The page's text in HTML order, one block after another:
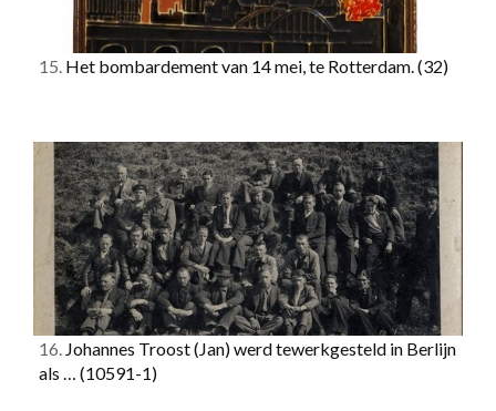
15. Het bombardement van 14 mei, te Rotterdam.(32)
16. Johannes Troost (Jan) werd tewerkgesteld in Berlijn
als … (10591-1)